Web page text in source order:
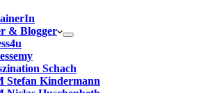
& Blogger
Schach
Stefan Kindermann